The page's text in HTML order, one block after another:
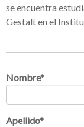
se encuentra
Gestalt en el
Nombre*
Apellido*